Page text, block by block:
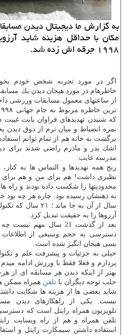
به گزارش ما دیجیتال دیدن
مكان با حداقل هزینه شاید
۱۹۹۸ جرقه اش زده شد.
اگر در مورد تجربه شخص خودم
خاطره­ام در مورد هیجان دیدن یك
از ساعت­های معمول مسابقات ورزشی
كه شنیدن تهدیدهای فراوان بابت
نمره انضباط و میان­ ترم از ذوق دیدن
برگشت به خانه هم از تمام توانم
اشك پدر و مادرم راضی شدند برای
مدرسه غایب.
رنج همه تهدیدها و التماس ها به
نظیری داشت! هم برای من و هم برای
محدودیت­ها را شكست داده بودند و راه
سال از آن به جا
آرزوها را به حقیقت تبدیل كرد.
بعد از گذشت 21 سال مهم
دسترسی به حجم وسیعی از اطلاعات
بسی هیجان انگیز شده است.
خیلی به جزئیات و پیشرفت علم و
پردازم و فعلا فقط با ورزش ادامه
بهتر از اینكه دیدن هر مسابقه ای از
جلب توجه دیگران با تلفن همراه
شاید بعضی ها از هزینه ها شكایت
نیست. یكی از راهكارهای دیدن
تلویزیون همراه رایتل است كه
تلفن همراه و هم از راه وبسایت
استفاده داشتن سیمكارت رایتل و